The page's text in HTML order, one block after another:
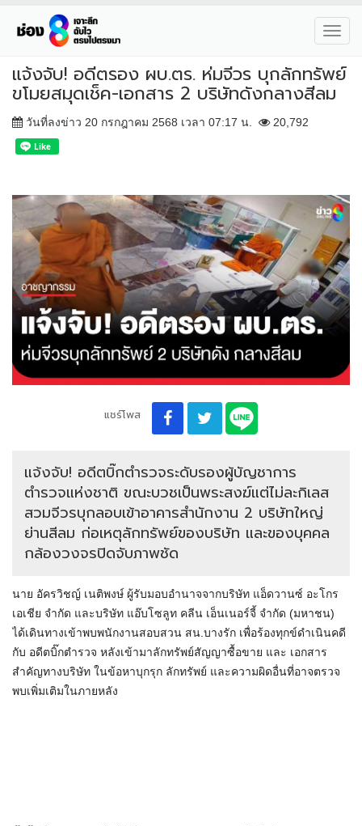
แจ้งจับ! อดีตรอง ผบ.ตร. ห่มจีวร บุกลักทรัพย์
ขโมยสมุดเช็ค-เอกสาร 2 บริษัทดังกลางสีลม
วันที่ลงข่าว 20 กรกฎาคม 2568 เวลา 07:17 น. 20,792
แชร์โพส
แจ้งจับ! อดีตบิ๊กตำรวจระดับรองผู้บัญชาการ
ตำรวจแห่งชาติ ขณะบวชเป็นพระสงฆ์แต่ไม่ละกิเลส
สวมจีวรบุกลอบเข้าอาคารสำนักงาน 2 บริษัทใหญ่
ย่านสีลม ก่อเหตุลักทรัพย์ของบริษัท และของบุคคล
กล้องวงจรปิดจับภาพชัด
นาย อัครวิชญ์ เนติพงษ์ ผู้รับมอบอำนาจจากบริษัท แอ็ดวานซ์ อะโกร
เอเชีย จำกัด และบริษัท แอ๊บโซลูท คลีน เอ็นเนอร์จี้ จำกัด (มหาชน)
ได้เดินทางเข้าพบพนักงานสอบสวน สน.บางรัก เพื่อร้องทุกข์ดำเนินคดี
กับ อดีตบิ๊กตำรวจ หลังเข้ามาลักทรัพย์สัญญาซื้อขาย และ เอกสาร
สำคัญทางบริษัท ในข้อหาบุกรุก ลักทรัพย์ และความผิดอื่นที่อาจตรวจ
พบเพิ่มเติมในภายหลัง